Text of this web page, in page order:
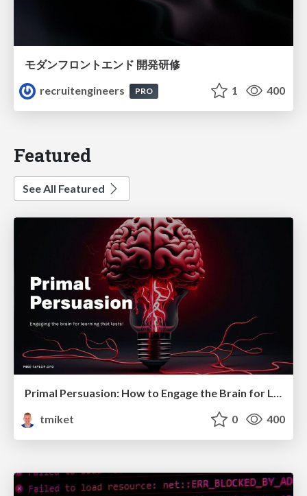
モダンフロントエンド 開発研修
recruitengineers
PRO 1 400
Featured
See All Featured
Primal Persuasion: How to Engage the Brain for Learning That Lasts
tmiket
0 400